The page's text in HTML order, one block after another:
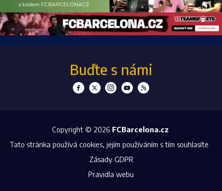
Buďte s námi
Copyright © 2026 FCBarcelona.cz
Tato stránka používá cookies, jejím používáním s tím souhlasíte
Zásady GDPR
Pravidla webu